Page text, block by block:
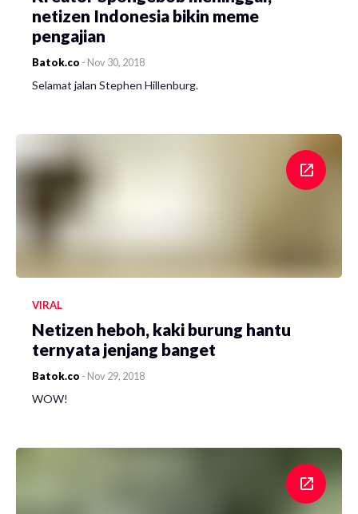
netizen Indonesia bikin meme
pengajian
Batok.co - Nov 30, 2018
Selamat jalan Stephen Hillenburg.
VIRAL
Netizen heboh, kaki burung hantu
ternyata jenjang banget
Batok.co - Nov 29, 2018
WOW!